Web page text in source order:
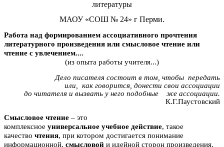
литературы
МАОУ «СОШ № 24» г Перми.
Работа над формированием ассоциативного прочтения
литературного произведения или смысловое чтение или
чтение с увлечением....
(из опыта работы учителя...)
Дело писателя состоит в том, чтобы передать
или, как говорится, донести свои ассоциации
до читателя и вызвать у него подобные же ассоциации.
К.Г.Паустовский
Смысловое чтение – это
комплексное универсальное учебное действие, такое
качество чтения, при котором достигается понимание
информационной, смысловой и идейной сторон произведения.